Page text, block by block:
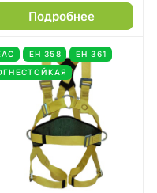
Подробнее
ЕН 358
ЕН 361